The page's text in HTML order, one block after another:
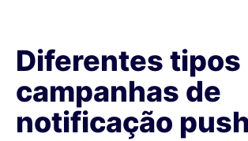
Diferentes tipos
campanhas de
notificação push